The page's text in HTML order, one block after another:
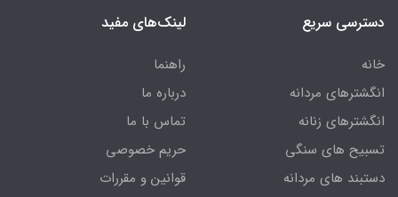
دسترسی سریع
خانه
انگشترهای مردانه
انگشترهای زنانه
تسبیح های سنگی
دستبند های مردانه
لینک‌های مفید
راهنما
درباره ما
تماس با ما
حریم خصوصی
قوانین و مقررات